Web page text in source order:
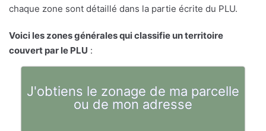
chaque zone sont détaillé dans la partie écrite du PLU.
Voici les zones générales qui classifie un territoire
couvert par le PLU :
J'obtiens le zonage de ma parcelle
ou de mon adresse